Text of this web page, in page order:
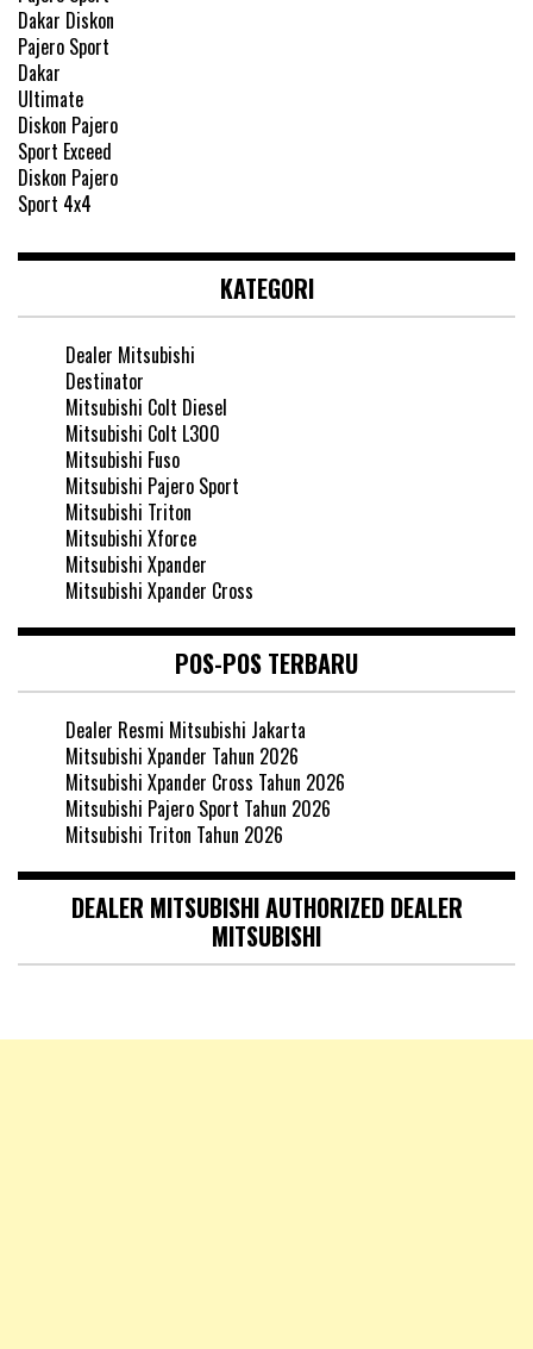
KATEGORI
Dealer Mitsubishi
Destinator
Mitsubishi Colt Diesel
Mitsubishi Colt L300
Mitsubishi Fuso
Mitsubishi Pajero Sport
Mitsubishi Triton
Mitsubishi Xforce
Mitsubishi Xpander
Mitsubishi Xpander Cross
POS-POS TERBARU
Dealer Resmi Mitsubishi Jakarta
Mitsubishi Xpander Tahun 2026
Mitsubishi Xpander Cross Tahun 2026
Mitsubishi Pajero Sport Tahun 2026
Mitsubishi Triton Tahun 2026
DEALER MITSUBISHI AUTHORIZED DEALER
MITSUBISHI